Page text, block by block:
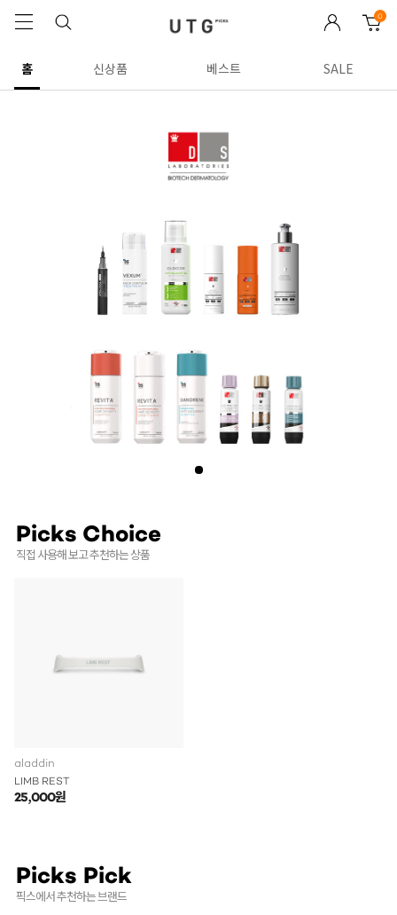
0
홈 신상품 베스트 SALE
Picks Choice
직접 사용해 보고 추천하는 상품
aladdin
LIMB REST
25,000원
Picks Pick
픽스에서 추천하는 브랜드